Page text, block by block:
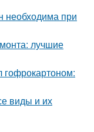
необходима при
лучшие
гофрокартоном:
виды и их